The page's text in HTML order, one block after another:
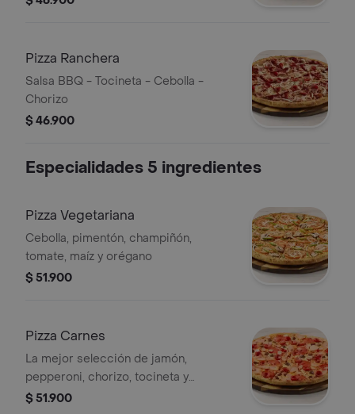
Pizza Ranchera
Salsa BBQ - Tocineta - Cebolla -
Chorizo
$ 46.900
Especialidades 5 ingredientes
Pizza Vegetariana
Cebolla, pimentón, champiñón,
tomate, maíz y orégano
$ 51.900
Pizza Carnes
La mejor selección de jamón,
pepperoni, chorizo, tocineta y
chicharrón
$ 51.900